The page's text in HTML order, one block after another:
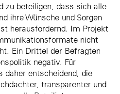
zu beteiligen, dass sich alle
ihre Wünsche und Sorgen
herausfordernd. Im Projekt
nicht
Ein Drittel der Befragten
negativ. Für
daher entscheidend, die
transparenter und